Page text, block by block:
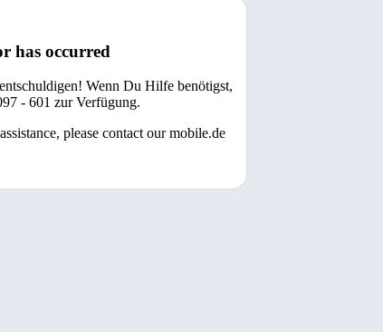
has occurred
Wenn Du Hilfe benötigst,
- 601 zur Verfügung.
please contact our mobile.de